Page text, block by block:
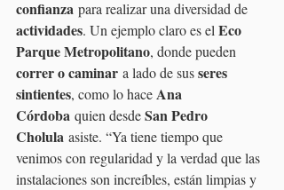
confianza para realizar una diversidad de
actividades. Un ejemplo claro es el Eco
Parque Metropolitano, donde pueden
correr o caminar a lado de sus seres
sintientes, como lo hace Ana
Córdoba quien desde San Pedro
Cholula asiste. “Ya tiene tiempo que
venimos con regularidad y la verdad que las
instalaciones son increíbles, están limpias y